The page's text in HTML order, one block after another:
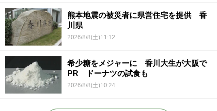
熊本地震の被災者に県営住宅を提供 香
川県
2026/8/8(土)11:12
希少糖をメジャーに 香川大生が大阪で
PR ドーナツの試食も
2026/8/8(土)10:24